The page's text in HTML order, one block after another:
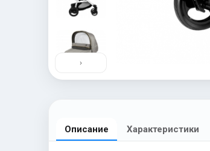
›
Описание Характеристики